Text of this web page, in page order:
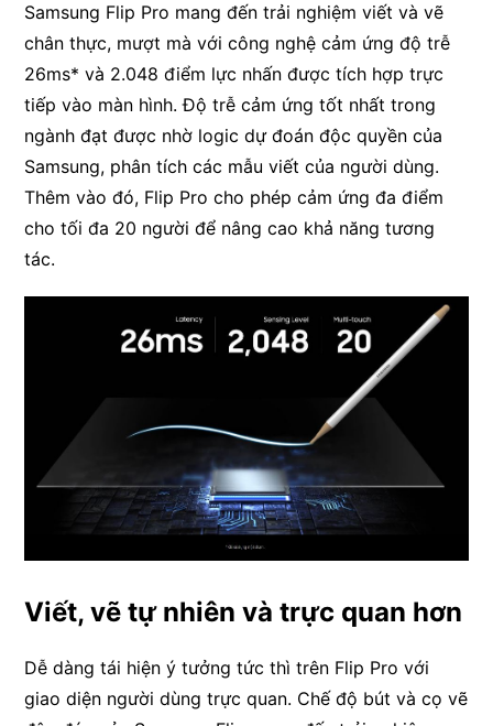
Samsung Flip Pro mang đến trải nghiệm viết và vẽ
chân thực, mượt mà với công nghệ cảm ứng độ trễ
26ms* và 2.048 điểm lực nhấn được tích hợp trực
tiếp vào màn hình. Độ trễ cảm ứng tốt nhất trong
ngành đạt được nhờ logic dự đoán độc quyền của
Samsung, phân tích các mẫu viết của người dùng.
Thêm vào đó, Flip Pro cho phép cảm ứng đa điểm
cho tối đa 20 người để nâng cao khả năng tương
tác.
Viết, vẽ tự nhiên và trực quan hơn
Dễ dàng tái hiện ý tưởng tức thì trên Flip Pro với
giao diện người dùng trực quan. Chế độ bút và cọ vẽ